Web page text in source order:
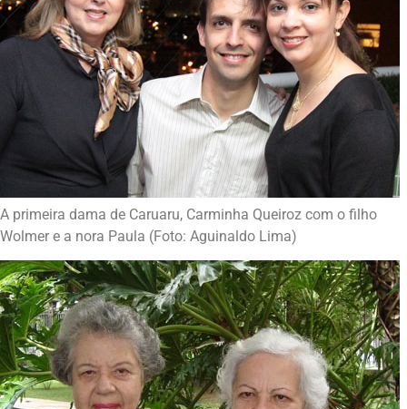
A primeira dama de Caruaru, Carminha Queiroz com o filho
Wolmer e a nora Paula (Foto: Aguinaldo Lima)